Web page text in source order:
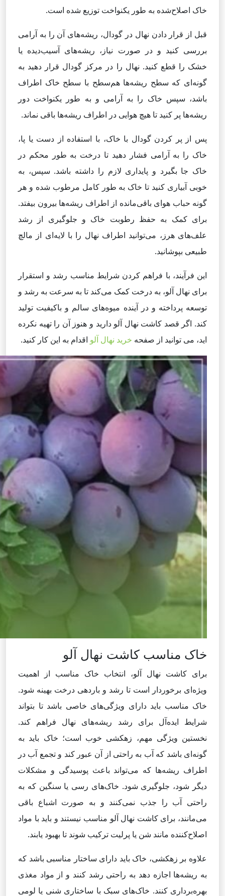
خاک اصلاح‌شده به طور یکنواخت توزیع شده است.
قبل از قرار دادن نهال در گودال، ریشه‌های آن را به آرامی
بررسی کنید و در صورت نیاز، ریشه‌های آسیب‌دیده یا
خشک را قطع کنید. نهال را در مرکز گودال قرار دهید به
گونه‌ای که سطح ریشه‌ها هم‌سطح با سطح خاک اطراف
باشد، سپس خاک را به آرامی و به طور یکنواخت دور
ریشه‌ها پر کنید تا هیچ هوایی در اطراف ریشه‌ها باقی نماند.
پس از پر کردن گودال با خاک، با استفاده از دست یا پا،
خاک را به آرامی فشار دهید تا درخت به طور محکم در
خاک جا بگیرد و پایداری لازم را داشته باشد. سپس، به
خوبی آبیاری کنید تا خاک به طور کامل مرطوب شده و هر
گونه حباب هوای باقی‌مانده از اطراف ریشه‌ها بیرون بیفتد.
برای کمک به حفظ رطوبت خاک و جلوگیری از رشد
علف‌های هرز، می‌توانید اطراف نهال را با لایه‌ای از مالچ
طبیعی بپوشانید.
این فرآیند، با فراهم کردن شرایط مناسب رشد و استقرار
برای نهال آلو، به درخت کمک می‌کند تا به سرعت به رشد و
توسعه پرداخته و در آینده میوه‌های سالم و باکیفیت تولید
کند. اگر قصد کاشت نهال آلو دارید و هنوز آن را تهیه نکرده
اید، می توانید از صفحه خرید نهال آلو اقدام به این کار کنید.
خاک مناسب کاشت نهال آلو
برای کاشت نهال آلو، انتخاب خاک مناسب از اهمیت
ویژه‌ای برخوردار است تا رشد و باردهی درخت بهینه شود.
خاک مناسب باید دارای ویژگی‌های خاصی باشد تا بتواند
شرایط ایده‌آل برای رشد ریشه‌های نهال فراهم کند.
نخستین ویژگی مهم، زهکشی خوب است؛ خاک باید به
گونه‌ای باشد که آب به راحتی از آن عبور کند و تجمع آب در
اطراف ریشه‌ها که می‌تواند باعث پوسیدگی و مشکلات
دیگر شود، جلوگیری شود. خاک‌های رسی یا سنگین که به
راحتی آب را جذب نمی‌کنند و به صورت اشباع باقی
می‌مانند، برای کاشت نهال آلو مناسب نیستند و باید با مواد
اصلاح‌کننده مانند شن یا پرلیت ترکیب شوند تا بهبود یابند.
علاوه بر زهکشی، خاک باید دارای ساختار مناسبی باشد که
به ریشه‌ها اجازه دهد به راحتی رشد کنند و از مواد مغذی
بهره‌برداری کنند. خاک‌های سبک با ساختاری شنی یا لومی